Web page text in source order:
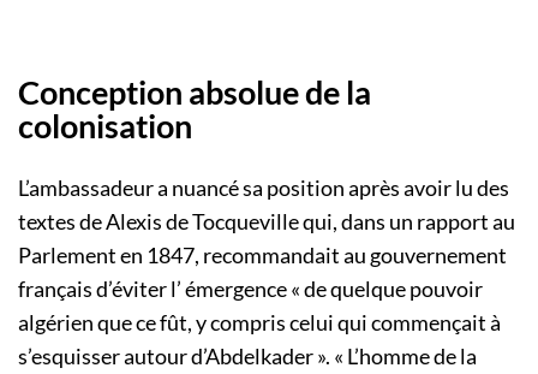
Conception absolue de la
colonisation
L’ambassadeur a nuancé sa position après avoir lu des
textes de Alexis de Tocqueville qui, dans un rapport au
Parlement en 1847, recommandait au gouvernement
français d’éviter l’ émergence « de quelque pouvoir
algérien que ce fût, y compris celui qui commençait à
s’esquisser autour d’Abdelkader ». « L’homme de la